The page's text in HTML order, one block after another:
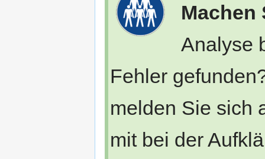
Machen
Analyse
Fehler
melden Sie sich
mit bei der